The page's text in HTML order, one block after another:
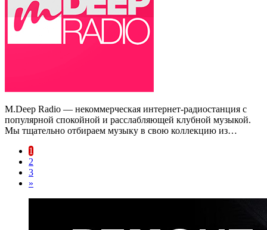
M.Deep Radio — некоммерческая интернет-радиостанция с
популярной спокойной и расслабляющей клубной музыкой.
Мы тщательно отбираем музыку в свою коллекцию из…
1
2
3
»